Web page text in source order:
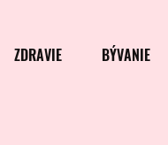
ZDRAVIE BÝVANIE